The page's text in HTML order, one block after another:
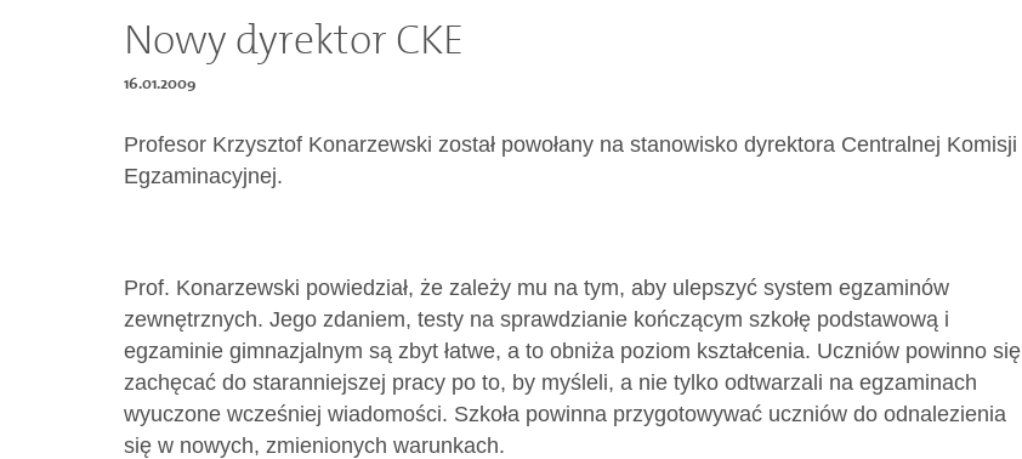
Nowy dyrektor CKE
16.01.2009
Profesor Krzysztof Konarzewski został powołany na stanowisko dyrektora Centralnej Komisji
Egzaminacyjnej.
Prof. Konarzewski powiedział, że zależy mu na tym, aby ulepszyć system egzaminów
zewnętrznych. Jego zdaniem, testy na sprawdzianie kończącym szkołę podstawową i
egzaminie gimnazjalnym są zbyt łatwe, a to obniża poziom kształcenia. Uczniów powinno się
zachęcać do staranniejszej pracy po to, by myśleli, a nie tylko odtwarzali na egzaminach
wyuczone wcześniej wiadomości. Szkoła powinna przygotowywać uczniów do odnalezienia
się w nowych, zmienionych warunkach.